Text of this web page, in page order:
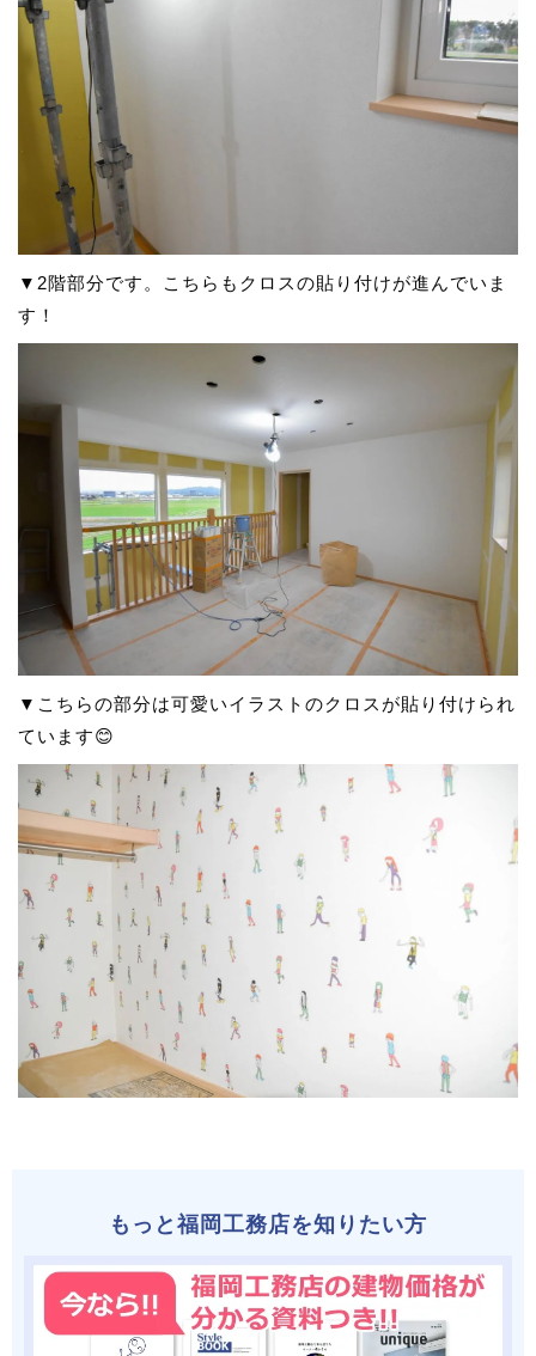
▼2階部分です。こちらもクロスの貼り付けが進んでいま
す！
▼こちらの部分は可愛いイラストのクロスが貼り付けられ
ています😊
もっと福岡工務店を知りたい方